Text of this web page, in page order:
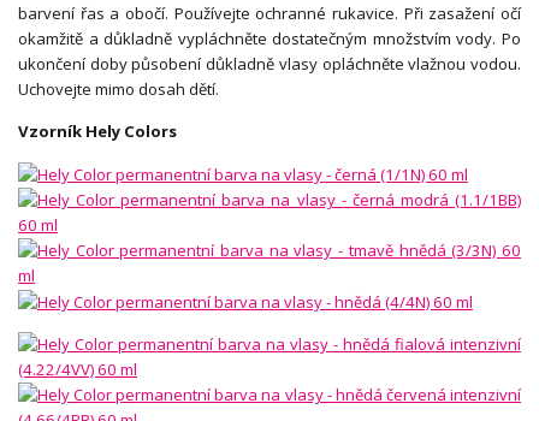
barvení řas a obočí. Používejte ochranné rukavice. Při zasažení očí
okamžitě a důkladně vypláchněte dostatečným množstvím vody. Po
ukončení doby působení důkladně vlasy opláchněte vlažnou vodou.
Uchovejte mimo dosah dětí.
Vzorník Hely Colors